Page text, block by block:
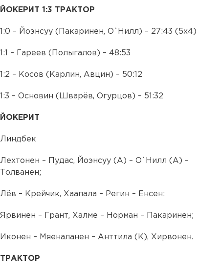
ЙОКЕРИТ 1:3 ТРАКТОР
1:0 – Йоэнсуу (Пакаринен, О`Нилл) – 27:43 (5х4)
1:1 – Гареев (Полыгалов) – 48:53
1:2 – Косов (Карлин, Авцин) – 50:12
1:3 – Основин (Шварёв, Огурцов) – 51:32
ЙОКЕРИТ
Линдбек
Лехтонен – Пудас, Йоэнсуу (А) – О`Нилл (А) –
Толванен;
Лёв – Крейчик, Хаапала – Регин – Енсен;
Ярвинен – Грант, Халме – Норман – Пакаринен;
Иконен – Мяеналанен – Анттила (К), Хирвонен.
ТРАКТОР